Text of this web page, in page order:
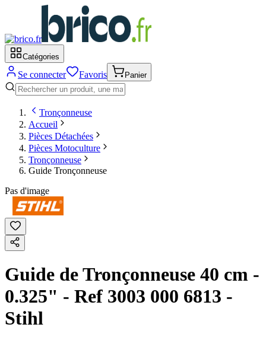
Catégories
Se connecter Favoris Panier
Tronçonneuse
Accueil
Pièces Détachées
Pièces Motoculture
Tronçonneuse
Guide Tronçonneuse
Pas d'image
Guide de Tronçonneuse 40 cm -
0.325" - Ref 3003 000 6813 -
Stihl